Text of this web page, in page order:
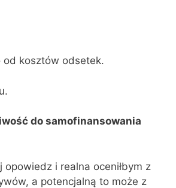
od kosztów odsetek.
do samofinansowania
i realna oceniłbym z
a potencjalną to może z